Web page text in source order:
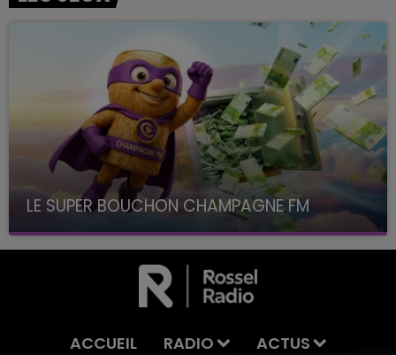
LE SUPER BOUCHON CHAMPAGNE FM
avec La Famille Champagne FM, à 8H10
ACCUEIL RADIO
ACTUS